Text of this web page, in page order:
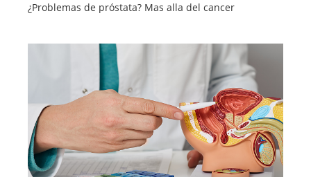
¿Problemas de próstata? Mas alla del cancer